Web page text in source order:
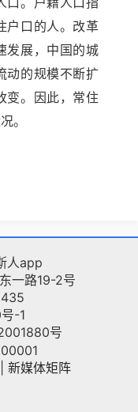
户口的人。改革
发展，中国的城
动的规模不断扩
变。因此，常住
。
人app
一路19-2号
-1
号
新媒体矩阵